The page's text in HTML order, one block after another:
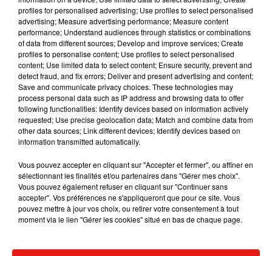
Musique
7 août 2026
RÜFÜS DU SOL annonce un nouvel
album après sa tournée mondiale
7 août 2026
Angèle et Amélie Lens dévoilent leur
collaboration tant attendue
Il y a 10 ans, DJ Snake changeait de
profiles for personalised advertising; Use profiles to select personalised
advertising; Measure advertising performance; Measure content
performance; Understand audiences through statistics or combinations
of data from different sources; Develop and improve services; Create
profiles to personalise content; Use profiles to select personalised
content; Use limited data to select content; Ensure security, prevent and
detect fraud, and fix errors; Deliver and present advertising and content;
Save and communicate privacy choices. These technologies may
process personal data such as IP address and browsing data to offer
following functionalities: Identify devices based on information actively
requested; Use precise geolocation data; Match and combine data from
other data sources; Link different devices; Identify devices based on
information transmitted automatically.
Vous pouvez accepter en cliquant sur "Accepter et fermer", ou affiner en
sélectionnant les finalités et/ou partenaires dans "Gérer mes choix".
Vous pouvez également refuser en cliquant sur "Continuer sans
accepter". Vos préférences ne s'appliqueront que pour ce site. Vous
pouvez mettre à jour vos choix, ou retirer votre consentement à tout
moment via le lien "Gérer les cookies" situé en bas de chaque page.